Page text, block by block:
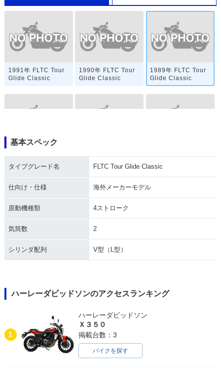
1991年 FLTC Tour
Glide Classic
1990年 FLTC Tour
Glide Classic
1989年 FLTC Tour
Glide Classic
1982年 FLTC Tour
Glide Classic
1981年 FLTC Tour
Glide Classic
基本スペック
タイプグレード名 FLTC Tour Glide Classic
仕向け・仕様 海外メーカーモデル
原動機種類 4ストローク
気筒数 2
シリンダ配列 V型（L型）
ハーレーダビッドソンのアクセスランキング
1
ハーレーダビッドソン
Ｘ３５０
掲載台数：3
バイクを探す